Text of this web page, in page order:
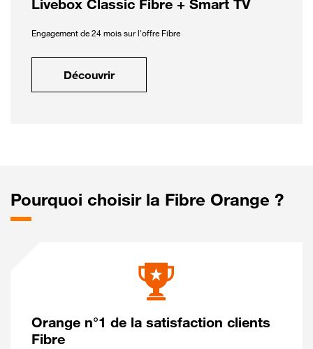
Livebox Classic Fibre + Smart TV
Engagement de 24 mois sur l'offre Fibre
Découvrir
Pourquoi choisir la Fibre Orange ?
Orange n°1 de la satisfaction clients
Fibre